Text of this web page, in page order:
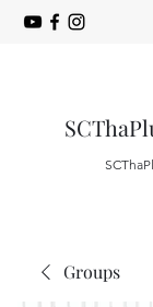
Groups